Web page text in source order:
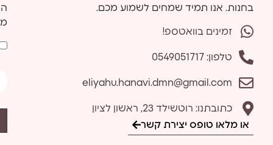
בחנות. אנו תמיד שמחים לשמוע מכם.
זמינים בוואטספ!
טלפון: 0549051717
eliyahu.hanavi.dmn@gmail.com
כתובתנו: רוטשילד 23, ראשון לציון
או מלאו טופס יצירת קשר